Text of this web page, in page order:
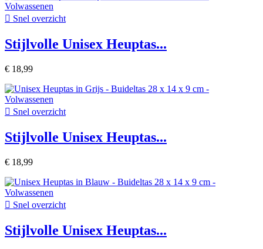
 Snel overzicht
Stijlvolle Unisex Heuptas...
€ 18,99
 Snel overzicht
Stijlvolle Unisex Heuptas...
€ 18,99
 Snel overzicht
Stijlvolle Unisex Heuptas...